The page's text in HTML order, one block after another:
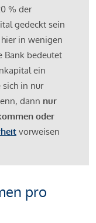
% der
gedeckt sein
in wenigen
Bank bedeutet
ein
sich in nur
dann nur
oder
vorweisen
pro